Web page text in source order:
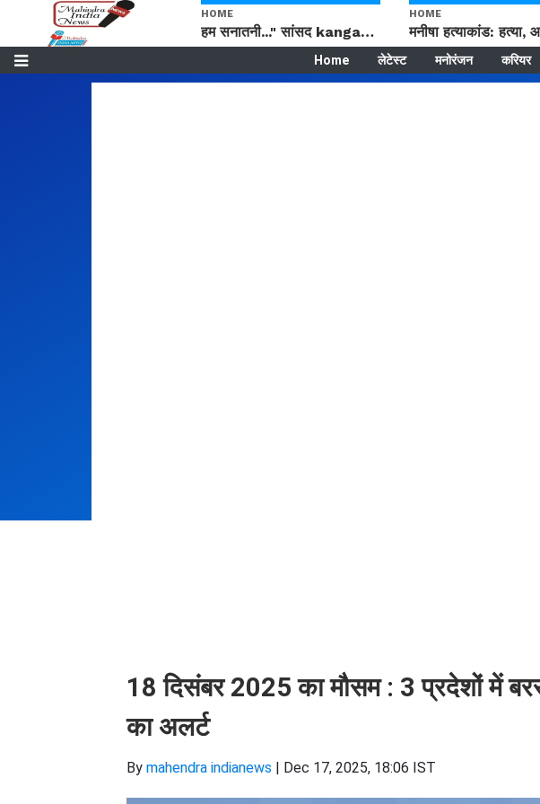
HOME
हम सनातनी..." सांसद kangana Ranaut से क्या बोली लड़की? Viral Jantar-Mantar | CJP protest
HOME
Home लेटेस्ट मनोरंजन करियर
18 दिसंबर 2025 का मौसम : 3 प्रदेशों में
का अलर्ट
By mahendra indianews | Dec 17, 2025, 18:06 IST